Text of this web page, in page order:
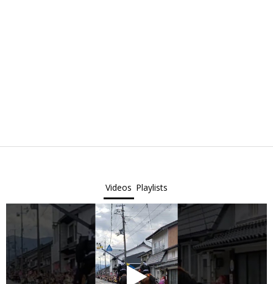
Videos Playlists